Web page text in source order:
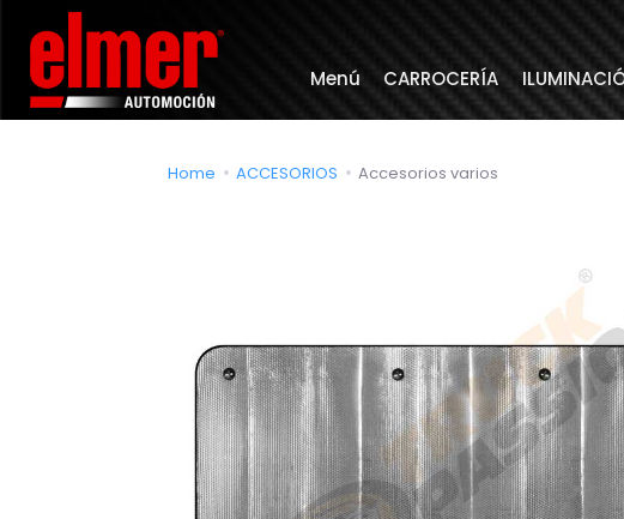
Menú CARROCERÍA
Home ACCESORIOS Accesorios varios